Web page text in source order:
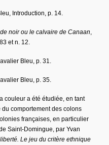
Introduction, p. 14.
noir ou le calvaire de Canaan
et n. 12.
Bleu, p. 31.
Bleu, p. 35.
couleur a été étudiée, en tant
comportement des colons
françaises, en particulier
Saint-Domingue, par Yvan
Le jeu du critère ethnique